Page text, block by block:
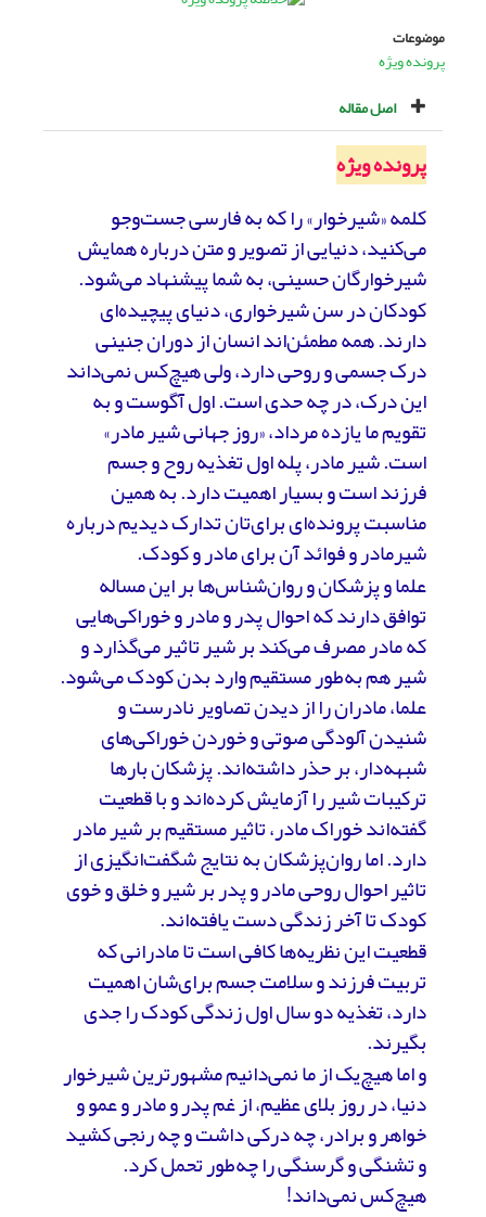
موضوعات
پرونده ویژه
اصل مقاله
پرونده ویژه
کلمه «شیرخوار» را که به فارسی جست‌وجو
می‌کنید، دنیایی از تصویر و متن درباره همایش
شیرخوارگان حسینی، به شما پیشنهاد می‌شود.
کودکان در سن شیرخواری، دنیای پیچیده‌ای
دارند. همه مطمئن‌اند انسان از دوران جنینی
درک جسمی و روحی دارد، ولی هیچ‌کس نمی‌داند
این درک، در چه حدی است. اول آگوست و به
تقویم ما یازده مرداد، «روز جهانی شیر مادر»
است. شیر مادر، پله اول تغذیه روح و جسم
فرزند است و بسیار اهمیت دارد. به همین
مناسبت پرونده‌ای برای‌تان تدارک دیدیم درباره
شیرمادر و فوائد آن برای مادر و کودک.
علما و پزشکان و روان‌شناس‌ها بر این مساله
توافق دارند که احوال پدر و مادر و خوراکی‌هایی
که مادر مصرف می‌کند بر شیر تاثیر می‌گذارد و
شیر هم به‌طور مستقیم وارد بدن کودک می‌شود.
علما، مادران را از دیدن تصاویر نادرست و
شنیدن آلودگی صوتی و خوردن خوراکی‌های
شبهه‌دار، بر حذر داشته‌اند. پزشکان بارها
ترکیبات شیر را آزمایش کرده‌اند و با قطعیت
گفته‌اند خوراک مادر، تاثیر مستقیم بر شیر مادر
دارد. اما روان‌پزشکان به نتایج شگفت‌انگیزی از
تاثیر احوال روحی مادر و پدر بر شیر و خلق و خوی
کودک تا آخر زندگی دست یافته‌اند.
قطعیت این نظریه‌ها کافی است تا مادرانی که
تربیت فرزند و سلامت جسم برای‌شان اهمیت
دارد، تغذیه دو سال اول زندگی کودک را جدی
بگیرند.
و اما هیچ‌یک از ما نمی‌دانیم مشهورترین شیرخوار
دنیا، در روز بلای عظیم، از غم پدر و مادر و عمو و
خواهر و برادر، چه درکی داشت و چه رنجی کشید
و تشنگی و گرسنگی را چه‌طور تحمل کرد.
هیچ‌کس نمی‌داند!